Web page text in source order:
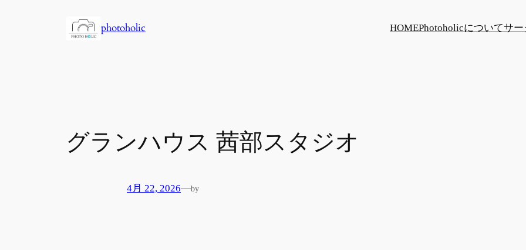
photoholic HOMEPhotoholicについてサー
グランハウス 茜部スタジオ
4月 22, 2026—by